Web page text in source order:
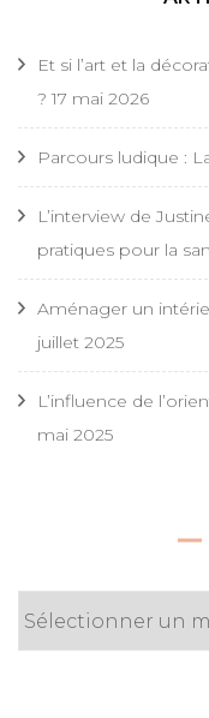
Et si l’art et la
? 17 mai 2026
Parcours ludique :
L’interview de
pratiques pour la
Aménager un
juillet 2025
L’influence de
mai 2025
Archives